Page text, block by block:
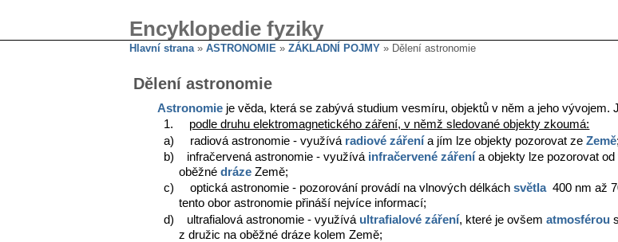
Encyklopedie fyziky
Hlavní strana» ASTRONOMIE » ZÁKLADNÍ POJMY » Dělení astronomie
Dělení astronomie
Astronomie je věda, která se zabývá studium vesmíru, objektů v něm a jeho vývojem.
1. podle druhu elektromagnetického záření, v němž sledované objekty zkoumá:
a) radiová astronomie - využívá radiové záření a jím lze objekty pozorovat zeZemě;
b) infračervená astronomie - využívá infračervené záření a objekty lze pozorovat
oběžnédráze Země;
c) optická astronomie - pozorování provádí na vlnových délkáchsvětla400 nm až
tento obor astronomie přináší nejvíce informací;
d) ultrafialová astronomie - využívá ultrafialové záření, které je ovšematmosférou
z družic na oběžné dráze kolem Země;